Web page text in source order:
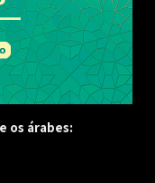
os árabes: